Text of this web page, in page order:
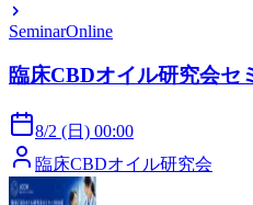
SeminarOnline
臨床CBDオイル研究会セ
8/2 (日) 00:00
臨床CBDオイル研究会